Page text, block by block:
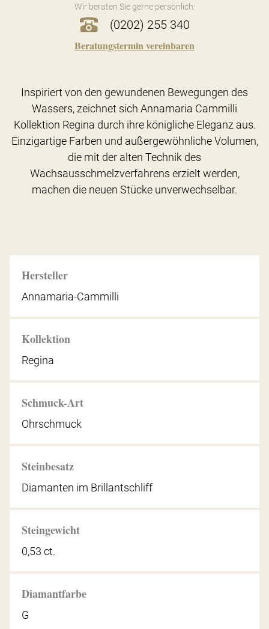
Wir beraten Sie gerne persönlich:
(0202) 255 340
Beratungstermin vereinbaren
Hersteller
Annamaria-Cammilli
Kollektion
Regina
Schmuck-Art
Ohrschmuck
Steinbesatz
Diamanten im Brillantschliff
Steingewicht
0,53 ct.
Diamantfarbe
G
Inspiriert von den gewundenen Bewegungen des
Wassers, zeichnet sich Annamaria Cammilli
Kollektion Regina durch ihre königliche Eleganz aus.
Einzigartige Farben und außergewöhnliche Volumen,
die mit der alten Technik des
Wachsausschmelzverfahrens erzielt werden,
machen die neuen Stücke unverwechselbar.